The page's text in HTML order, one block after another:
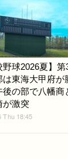
野球2026夏】第
は東海大甲府が
後の部で八幡商
が激突
Thu 18:45